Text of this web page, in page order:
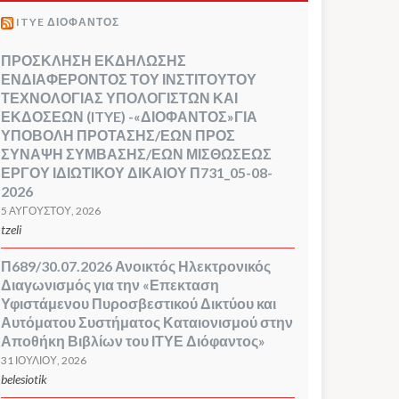
ITYE ΔΙΟΦΑΝΤΟΣ
ΠΡΟΣΚΛΗΣΗ ΕΚΔΗΛΩΣΗΣ
ΕΝΔΙΑΦΕΡΟΝΤΟΣ ΤΟΥ ΙΝΣΤΙΤΟΥΤΟΥ
ΤΕΧΝΟΛΟΓΙΑΣ ΥΠΟΛΟΓΙΣΤΩΝ ΚΑΙ
ΕΚΔΟΣΕΩΝ (ITYE) -«ΔΙΟΦΑΝΤΟΣ»ΓΙΑ
ΥΠΟΒΟΛΗ ΠΡΟΤΑΣΗΣ/ΕΩΝ ΠΡΟΣ
ΣΥΝΑΨΗ ΣΥΜΒΑΣΗΣ/ΕΩΝ ΜΙΣΘΩΣΕΩΣ
ΕΡΓΟΥ ΙΔΙΩΤΙΚΟΥ ΔΙΚΑΙΟΥ Π731_05-08-
2026
5 ΑΥΓΟΎΣΤΟΥ, 2026
tzeli
Π689/30.07.2026 Ανοικτός Ηλεκτρονικός
Διαγωνισμός για την «Επεκταση
Υφιστάμενου Πυροσβεστικού Δικτύου και
Αυτόματου Συστήματος Καταιονισμού στην
Αποθήκη Βιβλίων του ΙΤΥΕ Διόφαντος»
31 ΙΟΥΛΊΟΥ, 2026
belesiotik